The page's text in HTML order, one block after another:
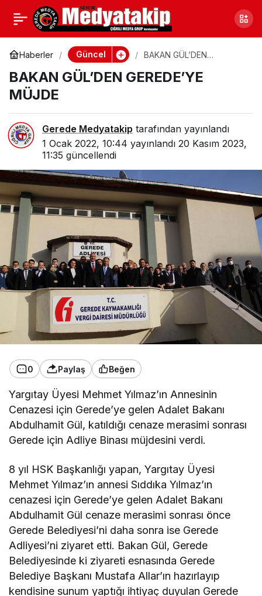
Haberler Güncel
BAKAN GÜL’DEN
BAKAN GÜL’DEN GEREDE’YE
MÜJDE
Gerede Medyatakip tarafından yayınlandı
1 Ocak 2022, 10:44 yayınlandı 20 Kasım 2023,
11:35 güncellendi
0 Paylaş Beğen
Yargıtay Üyesi Mehmet Yılmaz’ın Annesinin
Cenazesi için Gerede’ye gelen Adalet Bakanı
Abdulhamit Gül, katıldığı cenaze merasimi sonrası
Gerede için Adliye Binası müjdesini verdi.
8 yıl HSK Başkanlığı yapan, Yargıtay Üyesi
Mehmet Yılmaz’ın annesi Sıddıka Yılmaz’ın
cenazesi için Gerede’ye gelen Adalet Bakanı
Abdulhamit Gül cenaze merasimi sonrası önce
Gerede Belediyesi’ni daha sonra ise Gerede
Adliyesi’ni ziyaret etti. Bakan Gül, Gerede
Belediyesinde ki ziyareti esnasında Gerede
Belediye Başkanı Mustafa Allar’ın hazırlayıp
kendisine sunum yaptığı ihtiyaç duyulan Gerede
3 GÜNDÜR KAYIPTI! ACI
HABER GELDİ
Paylaş